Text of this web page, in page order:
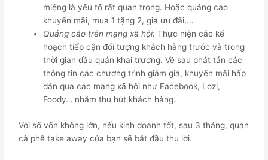
miệng là yếu tố rất quan trọng. Hoặc quảng cáo
khuyến mãi, mua 1 tặng 2, giá ưu đãi,…
Quảng cáo trên mạng xã hội:Thực hiện các kế
hoạch tiếp cận đối tượng khách hàng trước và trong
thời gian đầu quán khai trương. Về sau phát tán các
thông tin các chương trình giảm giá, khuyến mãi hấp
dẫn qua các mạng xã hội như Facebook, Lozi,
Foody… nhằm thu hút khách hàng.
Với số vốn không lớn, nếu kinh doanh tốt, sau 3 tháng, quán
cà phê take away của bạn sẽ bắt đầu thu lời.